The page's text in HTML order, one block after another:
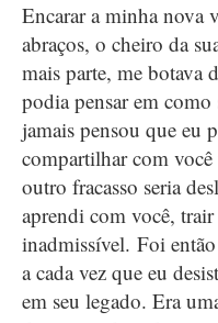
Encarar a minha nova
abraços, o cheiro da
mais parte, me botava
podia pensar em
jamais pensou que eu
compartilhar com
outro fracasso seria
aprendi com você,
inadmissível. Foi
a cada vez que eu
em seu legado. Era